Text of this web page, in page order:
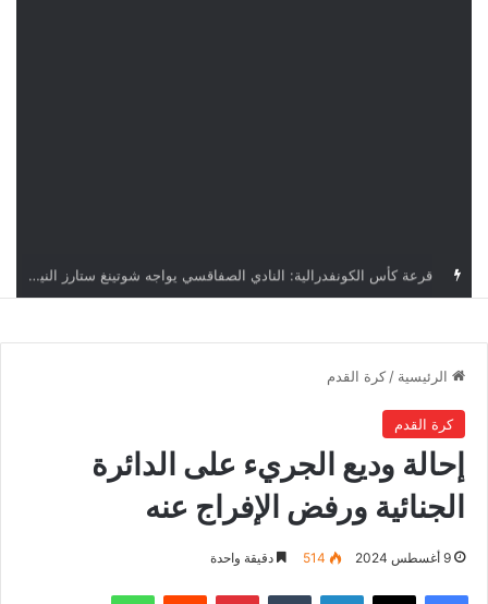
اليوم.. قرعة الأدوار التمهيدية لدوري أبطال إفريقيا وكأس الكونفدرالية بمشاركة أربعة أندية تونسية
الرئيسية / كرة القدم
كرة القدم
إحالة وديع الجريء على الدائرة
الجنائية ورفض الإفراج عنه
9 أغسطس 2024 514 دقيقة واحدة
فيسبوك ‫X لينكدإن بينتيريست واتساب